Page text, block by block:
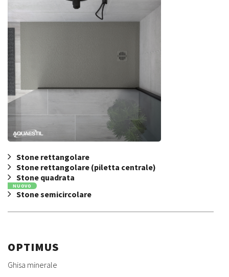
Stone rettangolare
Stone rettangolare (piletta centrale)
Stone quadrata
NUOVO
Stone semicircolare
OPTIMUS
Ghisa minerale